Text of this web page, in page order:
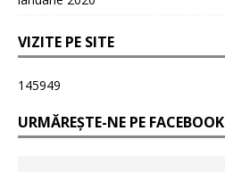
VIZITE PE SITE
145949
URMĂREȘTE-NE PE FACEBOOK